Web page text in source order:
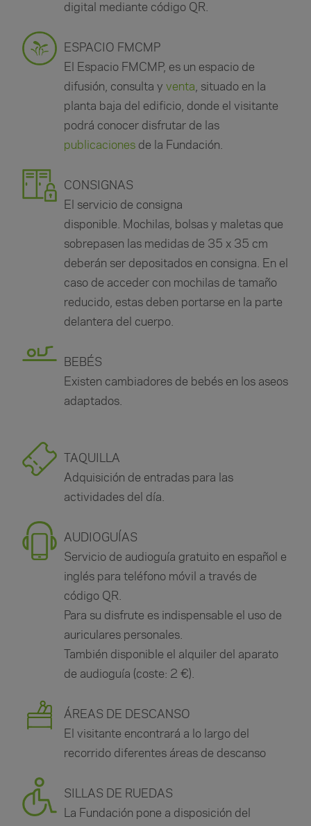
digital mediante código QR.
ESPACIO FMCMP
El Espacio FMCMP, es un espacio de
difusión, consulta yventa , situado en la
planta baja del edificio, donde el visitante
podrá conocer disfrutar de las
publicaciones de la Fundación.
CONSIGNAS
El servicio de consigna
disponible. Mochilas, bolsas y maletas que
sobrepasen las medidas de 35 x 35 cm
deberán ser depositados en consigna. En el
caso de acceder con mochilas de tamaño
reducido, estas deben portarse en la parte
delantera del cuerpo.
BEBÉS
Existen cambiadores de bebés en los aseos
adaptados.
TAQUILLA
Adquisición de entradas para las
actividades del día.
AUDIOGUÍAS
Servicio de audioguía gratuito en español e
inglés para teléfono móvil a través de
código QR.
Para su disfrute es indispensable el uso de
auriculares personales.
También disponible el alquiler del aparato
de audioguía (coste: 2 €).
ÁREAS DE DESCANSO
El visitante encontrará a lo largo del
recorrido diferentes áreas de descanso
SILLAS DE RUEDAS
La Fundación pone a disposición del